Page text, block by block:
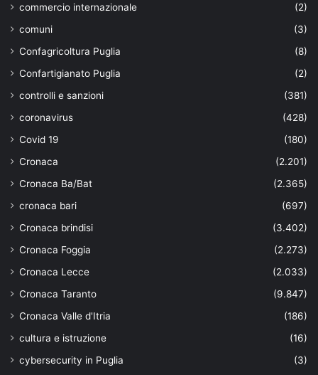
commercio internazionale
(2)
comuni
(3)
Confagricoltura Puglia
(8)
Confartigianato Puglia
(2)
controlli e sanzioni
(381)
coronavirus
(428)
Covid 19
(180)
Cronaca
(2.201)
Cronaca Ba/Bat
(2.365)
cronaca bari
(697)
Cronaca brindisi
(3.402)
Cronaca Foggia
(2.273)
Cronaca Lecce
(2.033)
Cronaca Taranto
(9.847)
Cronaca Valle d'Itria
(186)
cultura e istruzione
(16)
cybersecurity in Puglia
(3)